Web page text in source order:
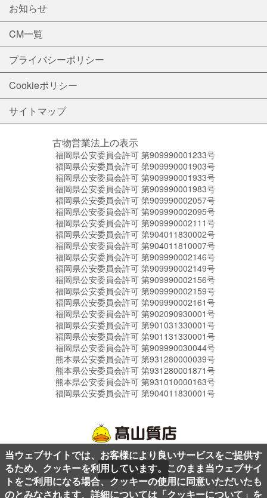
お知らせ
CM一覧
プライバシーポリシー
Cookieポリシー
サイトマップ
古物営業法上の表示
福岡県公安委員会許可 第909990001233号
福岡県公安委員会許可 第909990001903号
福岡県公安委員会許可 第909990001933号
福岡県公安委員会許可 第909990001983号
福岡県公安委員会許可 第909990002057号
福岡県公安委員会許可 第909990002095号
福岡県公安委員会許可 第909990002111号
福岡県公安委員会許可 第904011830002号
福岡県公安委員会許可 第904011810007号
福岡県公安委員会許可 第909990002146号
福岡県公安委員会許可 第909990002149号
福岡県公安委員会許可 第909990002156号
福岡県公安委員会許可 第909990002159号
福岡県公安委員会許可 第909990002161号
福岡県公安委員会許可 第902090930001号
福岡県公安委員会許可 第901031330001号
福岡県公安委員会許可 第901131330001号
福岡県公安委員会許可 第909990030044号
熊本県公安委員会許可 第931280000039号
熊本県公安委員会許可 第931280001871号
熊本県公安委員会許可 第931010000163号
福岡県公安委員会許可 第904011830001号
ページ上部へ
当ウェブサイトでは、お客様により良いサービスをご提供す
るため、クッキーを利用しています。このまま当ウェブサイ
トをご利用になる場合、クッキーの使用に同意いただいたも
のとみなされます、詳細については「クッキーについて 」を